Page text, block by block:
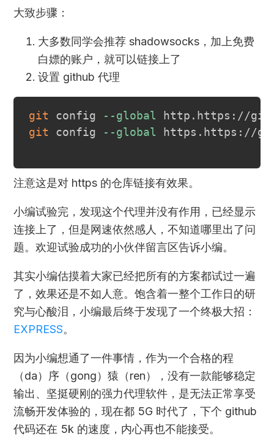
大致步骤：
大多数同学会推荐 shadowsocks，加上免费
白嫖的账户，就可以链接上了
设置 github 代理
git config
--global
git config --global https.https://
注意这是对 https 的仓库链接有效果。
小编试验完，发现这个代理并没有作用，已经显示
连接上了，但是网速依然感人，不知道哪里出了问
题。欢迎试验成功的小伙伴留言区告诉小编。
其实小编估摸着大家已经把所有的方案都试过一遍
了，效果还是不如人意。饱含着一整个工作日的研
究与心酸泪，小编最后终于发现了一个终极大招：
EXPRESS。
因为小编想通了一件事情，作为一个合格的程
（da）序（gong）猿（ren），没有一款能够稳定
输出、坚挺硬刚的强力代理软件，是无法正常享受
流畅开发体验的，现在都 5G 时代了，下个 github
代码还在 5k 的速度，内心再也不能接受。